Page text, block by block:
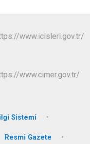
Sistemi
Resmi Gazete